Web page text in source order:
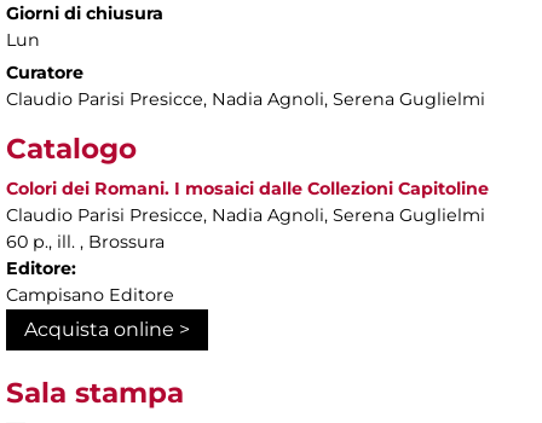
Giorni di chiusura
Lun
Curatore
Claudio Parisi Presicce, Nadia Agnoli, Serena Guglielmi
Catalogo
Colori dei Romani. I mosaici dalle Collezioni Capitoline
Claudio Parisi Presicce, Nadia Agnoli, Serena Guglielmi
60 p., ill. , Brossura
Editore:
Campisano Editore
Acquista online >
Sala stampa